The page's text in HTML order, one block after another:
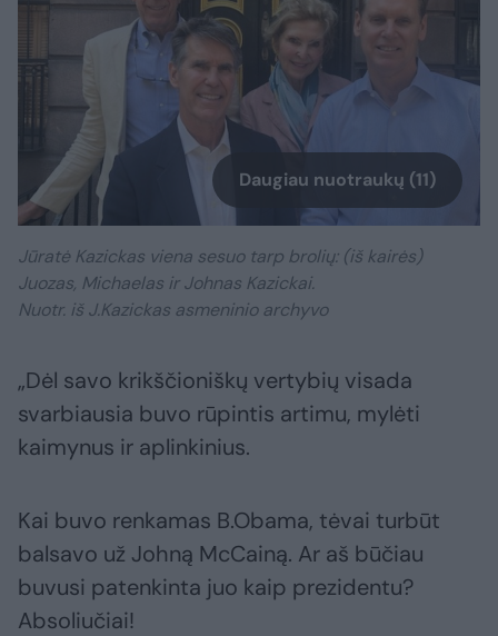
Daugiau nuotraukų (11)
Jūratė Kazickas viena sesuo tarp brolių: (iš kairės)
Juozas, Michaelas ir Johnas Kazickai.
Nuotr. iš J.Kazickas asmeninio archyvo
„Dėl savo krikščioniškų vertybių visada
svarbiausia buvo rūpintis artimu, mylėti
kaimynus ir aplinkinius.
Kai buvo renkamas B.Obama, tėvai turbūt
balsavo už Johną McCainą. Ar aš būčiau
buvusi patenkinta juo kaip prezidentu?
Absoliučiai!